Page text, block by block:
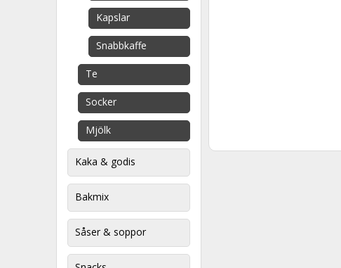
Kapslar
Snabbkaffe
Te
Socker
Mjölk
Kaka & godis
Bakmix
Såser & soppor